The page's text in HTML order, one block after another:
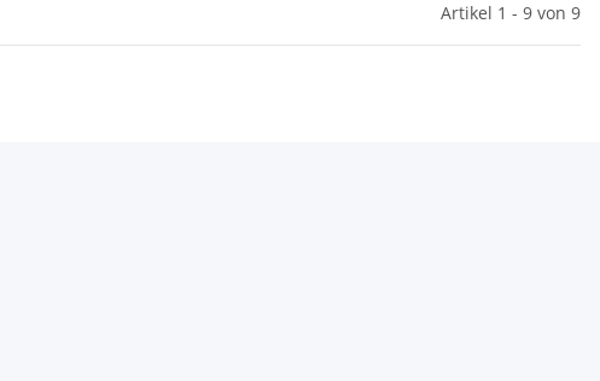
Artikel 1 - 9 von 9